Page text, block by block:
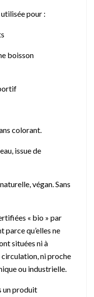
pour :
boisson
colorant.
issue de
végan. Sans
« bio » par
parce qu’elles ne
situées ni à
circulation, ni proche
ou industrielle.
un produit